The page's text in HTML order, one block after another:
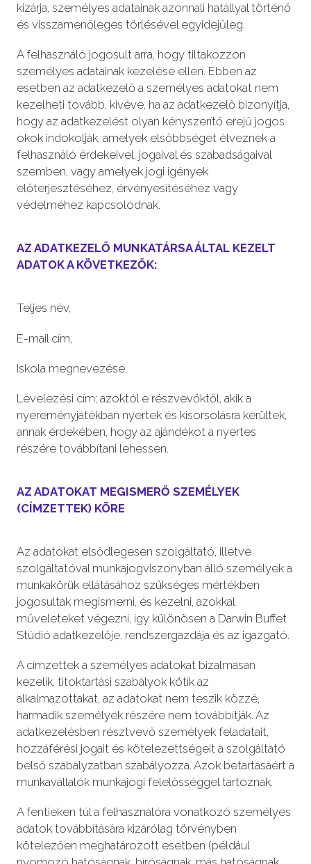
kizárja, személyes adatainak azonnali hatállyal történő
és visszamenőleges törlésével egyidejűleg.
A felhasználó jogosult arra, hogy tiltakozzon
személyes adatainak kezelése ellen. Ebben az
esetben az adatkezelő a személyes adatokat nem
kezelheti tovább, kivéve, ha az adatkezelő bizonyítja,
hogy az adatkezelést olyan kényszerítő erejű jogos
okok indokolják, amelyek elsőbbséget élveznek a
felhasználó érdekeivel, jogaival és szabadságaival
szemben, vagy amelyek jogi igények
előterjesztéséhez, érvényesítéséhez vagy
védelméhez kapcsolódnak.
AZ ADATKEZELŐ MUNKATÁRSA ÁLTAL KEZELT
ADATOK A KÖVETKEZŐK:
Teljes név,
E-mail cím,
Iskola megnevezése,
Levelezési cím; azoktól e részvevőktől, akik a
nyereményjátékban nyertek és kisorsolásra kerültek,
annak érdekében, hogy az ajándékot a nyertes
részére továbbítani lehessen.
AZ ADATOKAT MEGISMERŐ SZEMÉLYEK
(CÍMZETTEK) KÖRE
Az adatokat elsődlegesen szolgáltató, illetve
szolgáltatóval munkajogviszonyban álló személyek a
munkakörük ellátásához szükséges mértékben
jogosultak megismerni, és kezelni, azokkal
műveleteket végezni, igy különösen a Darwin Buffet
Stúdió adatkezelője, rendszergazdája és az igazgató.
A címzettek a személyes adatokat bizalmasan
kezelik, titoktartási szabályok kötik az
alkalmazottakat, az adatokat nem teszik közzé,
harmadik személyek részére nem továbbítják. Az
adatkezelésben résztvevő személyek feladatait,
hozzáférési jogait és kötelezettségeit a szolgáltató
belső szabályzatban szabályozza. Azok betartásáért a
munkavállalók munkajogi felelősséggel tartoznak.
A fentieken túl a felhasználóra vonatkozó személyes
adatok továbbítására kizárólag törvényben
kötelezően meghatározott esetben (például